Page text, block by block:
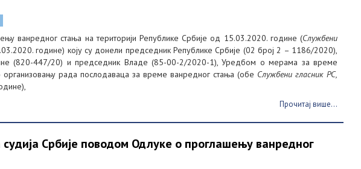
ванредног стања на територији Републике Србије од 15.03.2020. године (Службени
године) коју су донели председник Републике Србије (02 број 2 – 1186/2020),
(820-447/20) и председник Владе (85-00-2/2020-1), Уредбом о мерама за време
рада послодаваца за време ванредног стања (обе Службени гласник РС,
Прочитај више...
Србије поводом Одлуке о проглашењу ванредног